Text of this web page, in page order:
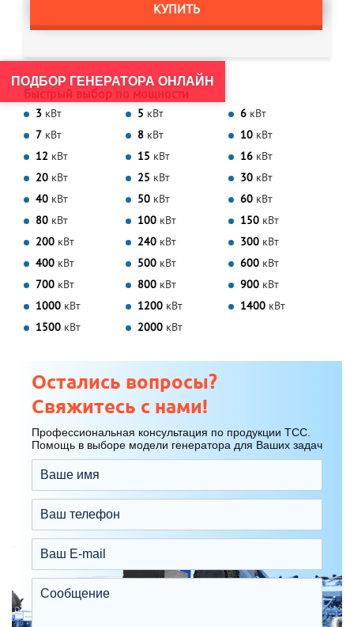
КУПИТЬ
Быстрый выбор по мощности
3 кВт 5 кВт 6 кВт
7 кВт 8 кВт 10 кВт
12 кВт 15 кВт 16 кВт
20 кВт 25 кВт 30 кВт
40 кВт 50 кВт 60 кВт
80 кВт 100 кВт 150 кВт
200 кВт 240 кВт 300 кВт
400 кВт 500 кВт 600 кВт
700 кВт 800 кВт 900 кВт
1000 кВт 1200 кВт 1400 кВт
1500 кВт 2000 кВт
Остались вопросы?
Свяжитесь с нами!
Профессиональная консультация по продукции ТСС.
Помощь в выборе модели генератора для Ваших задач
ПОДБОР ГЕНЕРАТОРА ОНЛАЙН